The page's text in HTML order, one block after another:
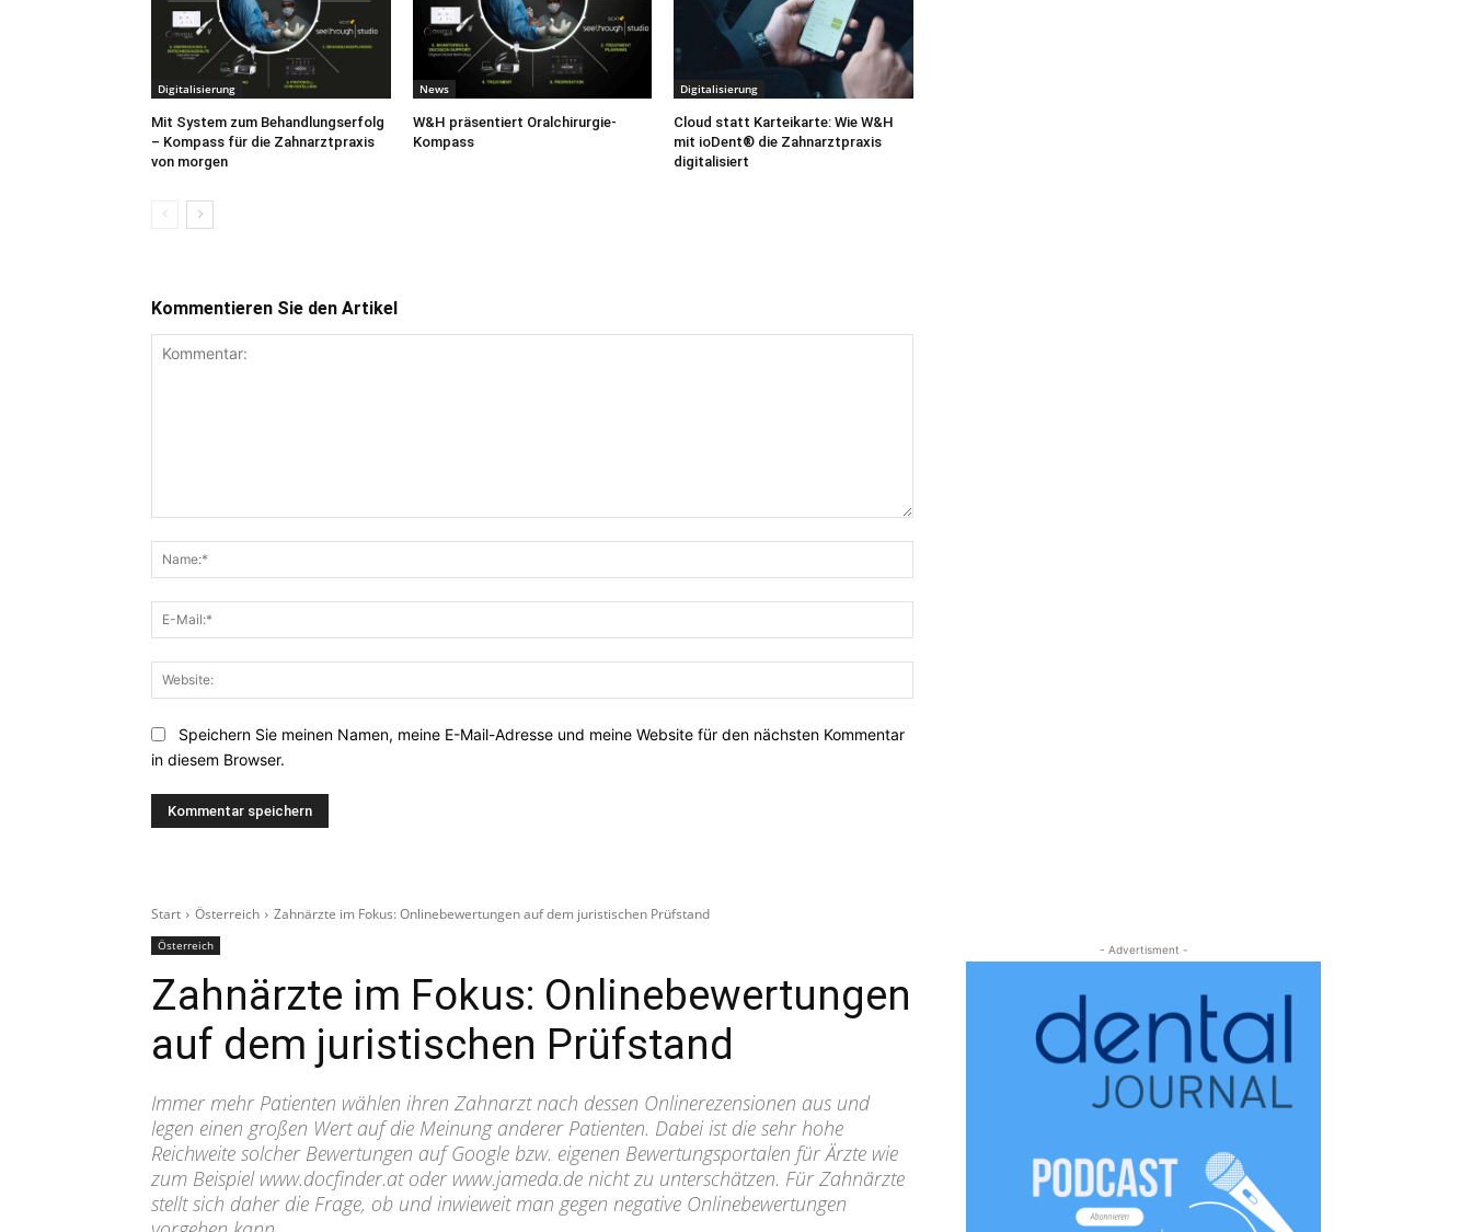
Digitalisierung
Mit System zum Behandlungserfolg
– Kompass für die Zahnarztpraxis
von morgen
News
W&H präsentiert Oralchirurgie-
Kompass
Digitalisierung
Cloud statt Karteikarte: Wie W&H
mit ioDent® die Zahnarztpraxis
digitalisiert
Kommentieren Sie den Artikel
Mail:*
Speichern Sie meinen Namen, meine E-Mail-Adresse und meine Website für den nächsten Kommentar
in diesem Browser.